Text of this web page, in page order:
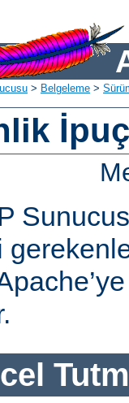
> Belgeleme >